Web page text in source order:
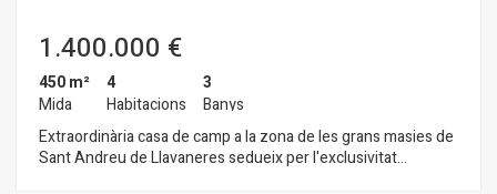
1.400.000 €
450 m²
Mida
4
Habitacions
3
Banys
Extraordinària casa de camp a la zona de les grans masies de
Sant Andreu de Llavaneres sedueix per l'exclusivitat